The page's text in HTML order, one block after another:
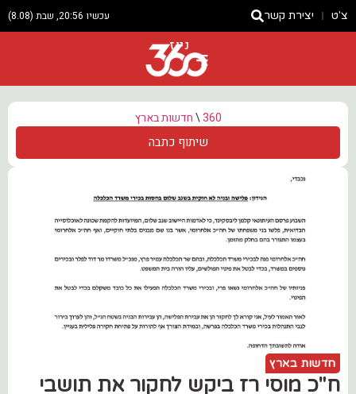
צ'ט יצירת קשר עכשיו 20:56, שבת (8.08)
ניוז
360
\חדשות בארץ
שיתוף כתבה
חדשות בארץ
ח"כ מוסי רז ביקש לחקור את תושבי